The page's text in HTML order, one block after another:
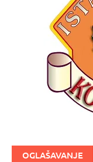
OGLAŠAVANJE